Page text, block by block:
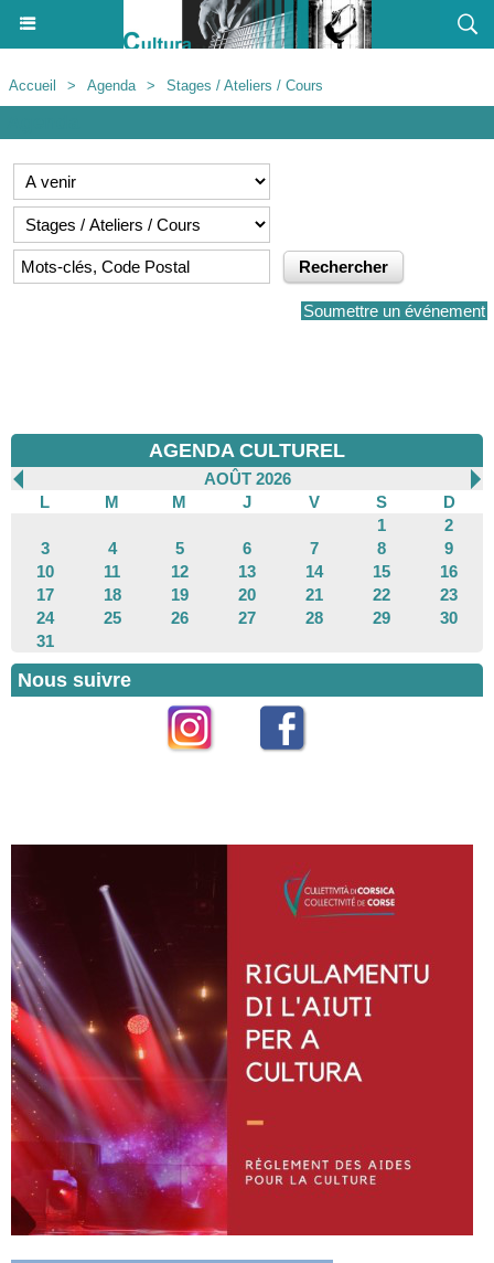
Accueil > Agenda > Stages / Ateliers / Cours
Soumettre un événement
AGENDA CULTUREL
AOÛT 2026
L
M M J V S
D
1
2
3
4 5 6 7 8
9
10
11 12 13 14 15
16
17
18 19 20 21 22
23
24
25 26 27 28 29
30
31
Nous suivre